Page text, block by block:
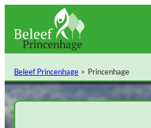
inhoud
Beleef Princenhage Princenhage